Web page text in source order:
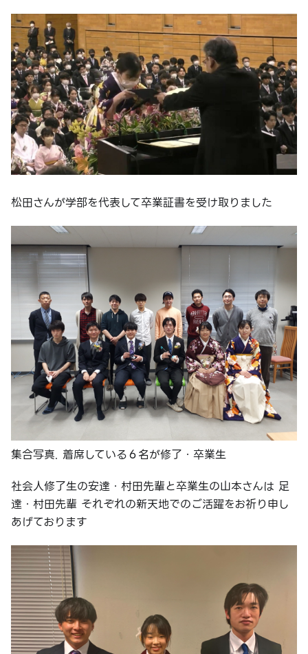
松田さんが学部を代表して卒業証書を受け取りました
集合写真. 着席している６名が修了・卒業生
社会人修了生の安達・村田先輩と卒業生の山本さんは 足
達・村田先輩 それぞれの新天地でのご活躍をお祈り申し
あげております